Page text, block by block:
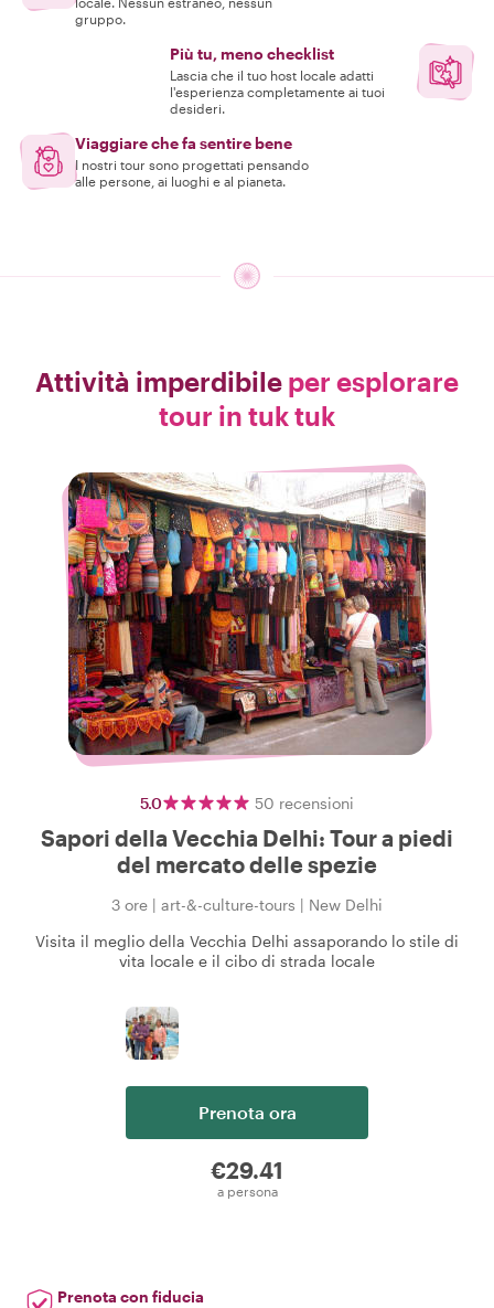
gruppo.
Più tu, meno checklist
Lascia che il tuo host locale adatti
l'esperienza completamente ai tuoi
desideri.
Viaggiare che fa sentire bene
I nostri tour sono progettati pensando
alle persone, ai luoghi e al pianeta.
Attività imperdibile per esplorare
tour in tuk tuk
5.0 50 recensioni
Sapori della Vecchia Delhi: Tour a piedi
del mercato delle spezie
3 ore | art-&-culture-tours | New Delhi
Visita il meglio della Vecchia Delhi assaporando lo stile di
vita locale e il cibo di strada locale
Prenota ora
€29.41
a persona
Prenota con fiducia